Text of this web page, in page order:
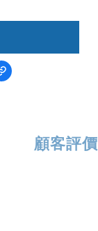
顧客評價